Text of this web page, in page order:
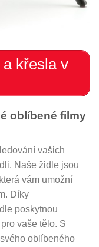
křesla v
oblíbené filmy
vašich
Naše židle jsou
vám umožní
Díky
poskytnou
vaše tělo. S
oblíbeného